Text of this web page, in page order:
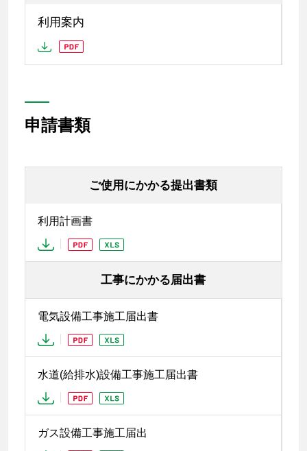
利用案内
申請書類
ご使用にかかる提出書類
利用計画書
工事にかかる届出書
電気設備工事施工届出書
水道(給排水)設備工事施工届出書
ガス設備工事施工届出